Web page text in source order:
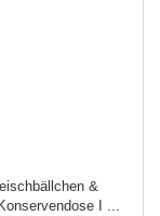
&
I ...